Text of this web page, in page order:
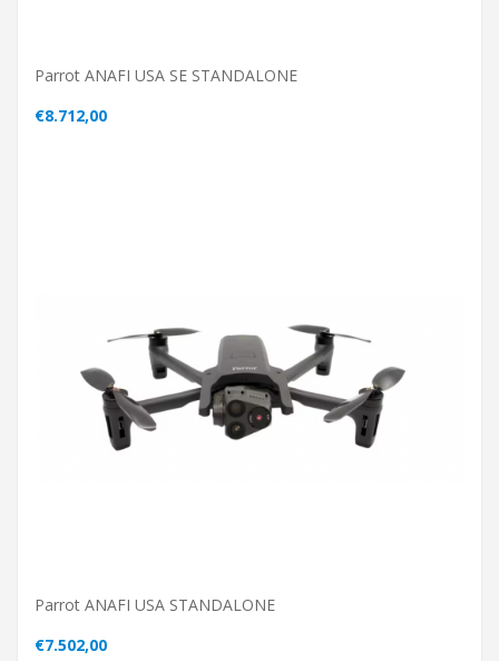
Parrot ANAFI USA SE STANDALONE
€8.712,00
Parrot ANAFI USA STANDALONE
€7.502,00